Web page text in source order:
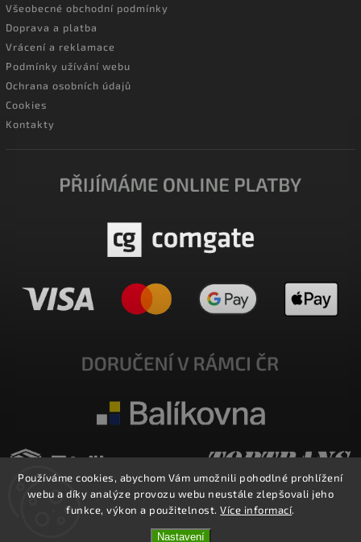
Používáme cookies, abychom Vám umožnili pohodlné prohlížení
webu a díky analýze provozu webu neustále zlepšovali jeho
funkce, výkon a použitelnost.Více informací.
Nastavení
Všeobecné obchodní podmínky
Doprava a platba
Vrácení a reklamace
Podmínky užívání webu
Ochrana osobních údajů
Cookies
Kontakty